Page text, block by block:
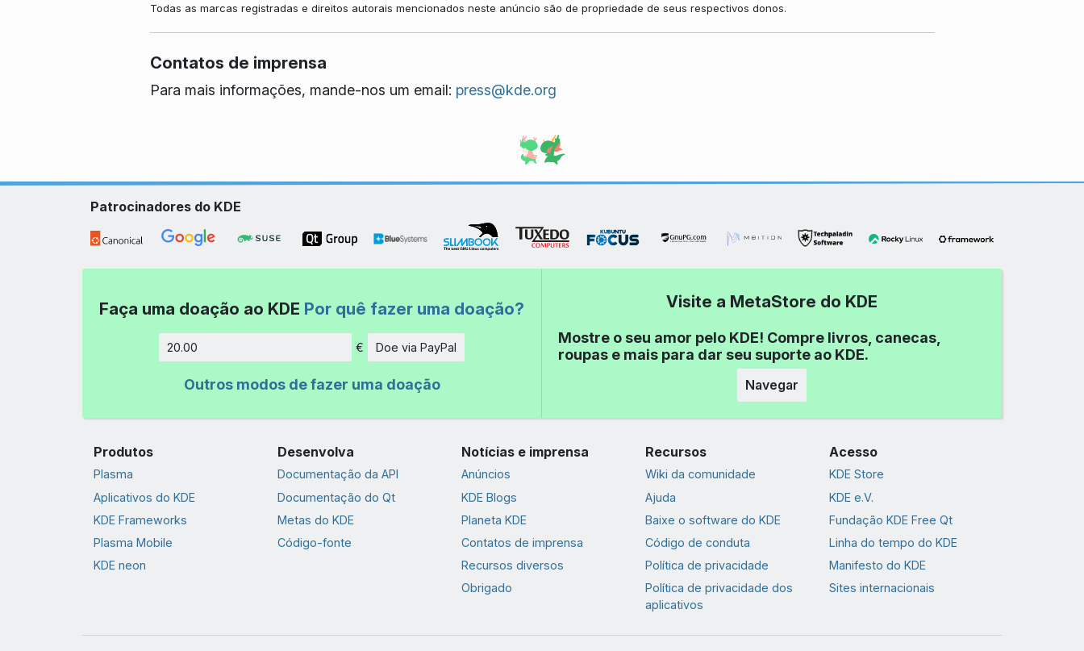
Todas as marcas registradas e direitos autorais mencionados neste anúncio são de propriedade de seus respectivos donos.
Contatos de imprensa
Para mais informações, mande-nos um email: press@kde.org
Patrocinadores do KDE
Faça uma doação ao KDE Por quê fazer uma doação?
Quantidade
€ Doe via PayPal
Outros modos de fazer uma doação
Visite a MetaStore do KDE
Mostre o seu amor pelo KDE! Compre livros, canecas,
roupas e mais para dar seu suporte ao KDE.
Navegar
Produtos
Plasma
Aplicativos do KDE
KDE Frameworks
Plasma Mobile
KDE neon
Desenvolva
Documentação da API
Documentação do Qt
Metas do KDE
Código-fonte
Notícias e imprensa
Anúncios
KDE Blogs
Planeta KDE
Contatos de imprensa
Recursos diversos
Obrigado
Recursos
Wiki da comunidade
Ajuda
Baixe o software do KDE
Código de conduta
Política de privacidade
Política de privacidade dos
aplicativos
Acesso
KDE Store
KDE e.V.
Fundação KDE Free Qt
Linha do tempo do KDE
Manifesto do KDE
Sites internacionais